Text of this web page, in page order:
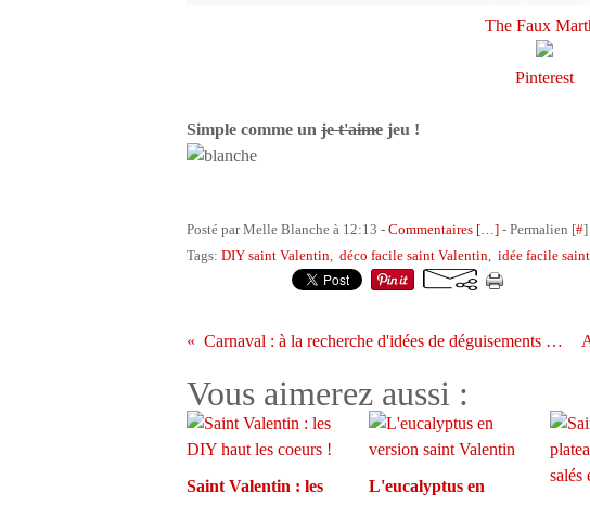
The Faux
Pinterest
Simple comme un je t'aime jeu !
Posté par Melle Blanche à 12:13 - Commentaires […] - Permalien [#]
Tags: DIY saint Valentin, déco facile saint Valentin, idée facile
Carnaval : à la recherche d'idées de déguisements qui tiennent chaud ? c'est ici !
Vous aimerez aussi :
Saint Valentin : les
L'eucalyptus en